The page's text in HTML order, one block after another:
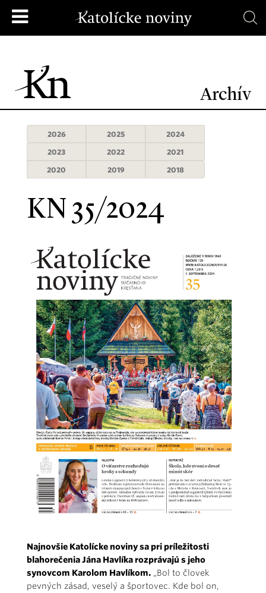
Archív
2026 2025
2024
2023
2022
2021
2020
2019 2018
KN 35/2024
Najnovšie Katolícke noviny sa pri príležitosti
blahorečenia Jána Havlíka rozprávajú s jeho
synovcom Karolom Havlíkom. „Bol to človek
pevných zásad, veselý a športovec. Kde bol on,